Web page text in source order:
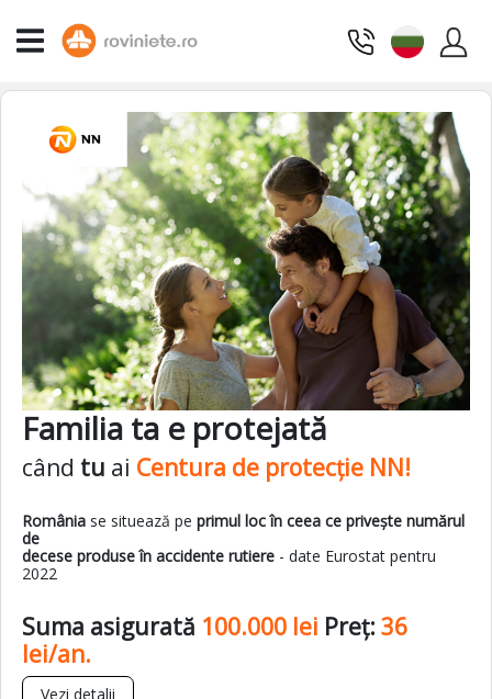
Familia ta e protejată
când tu ai Centura de protecție NN!
România se situează peprimul loc în ceea ce privește numărul
de
decese produse în accidente rutiere - date Eurostat pentru
2022
Suma asigurată 100.000 lei Preț:36
lei/an.
Vezi detalii